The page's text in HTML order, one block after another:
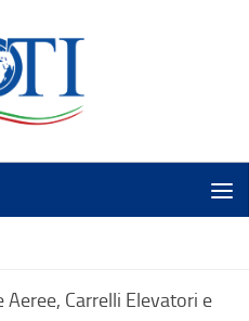
Carrelli Elevatori e